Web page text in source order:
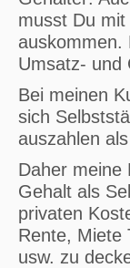
musst Du
auskommen.
Umsatz- und
Bei meinen
sich
auszahlen
Daher meine
Gehalt als
privaten
Rente, Miete
usw. zu